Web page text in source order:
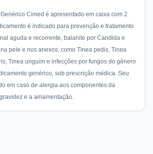
Cimed é apresentado em caixa com 2
é indicado para prevenção e tratamento
aguda e recorrente, balanite por Candida e
pele e nos anexos, como Tinea pedis, Tinea
Tinea unguim e infecções por fungos do gênero
genérico, sob prescrição médica. Seu
em caso de alergia aos componentes da
e a amamentação.